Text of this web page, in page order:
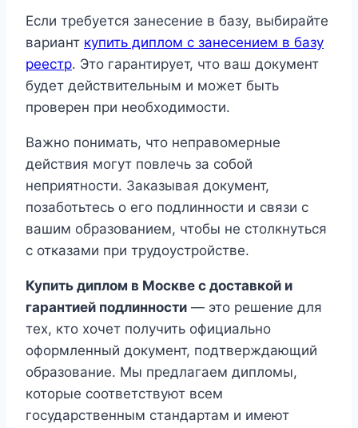
Если требуется занесение в базу, выбирайте
вариант купить диплом с занесением в базу
реестр. Это гарантирует, что ваш документ
будет действительным и может быть
проверен при необходимости.
Важно понимать, что неправомерные
действия могут повлечь за собой
неприятности. Заказывая документ,
позаботьтесь о его подлинности и связи с
вашим образованием, чтобы не столкнуться
с отказами при трудоустройстве.
Купить диплом в Москве с доставкой и
гарантией подлинности — это решение для
тех, кто хочет получить официально
оформленный документ, подтверждающий
образование. Мы предлагаем дипломы,
которые соответствуют всем
государственным стандартам и имеют